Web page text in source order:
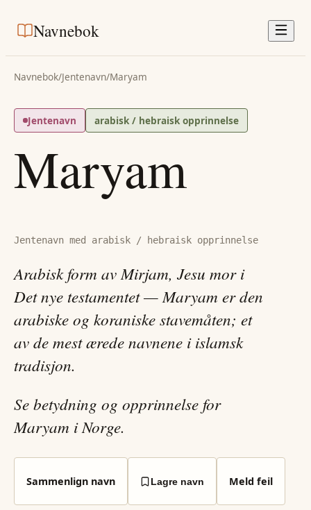
Navnebok
Navnebok/Jentenavn/Maryam
Jentenavn arabisk / hebraisk opprinnelse
Maryam
Jentenavn med arabisk / hebraisk opprinnelse
Arabisk form av Mirjam, Jesu mor i
Det nye testamentet — Maryam er den
arabiske og koraniske stavemåten; et
av de mest ærede navnene i islamsk
tradisjon.
Se betydning og opprinnelse for
Maryam i Norge.
Sammenlign navn Lagre navn Meld feil